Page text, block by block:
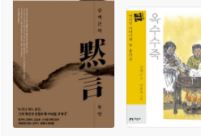
이것이 무엇인가
물외암에서 깨닫다
학명이 깨달음을 만져주다
해동율맥을 잇다
백양사에 세운 금강계단
중도를 설파하다